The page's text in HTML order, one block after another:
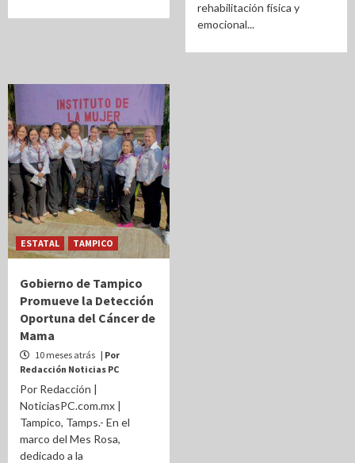
rehabilitación física y
emocional...
ESTATAL TAMPICO
Gobierno de Tampico
Promueve la Detección
Oportuna del Cáncer de
Mama
10 meses atrás | Por
Redacción Noticias PC
Por Redacción |
NoticiasPC.com.mx |
Tampico, Tamps.- En el
marco del Mes Rosa,
dedicado a la